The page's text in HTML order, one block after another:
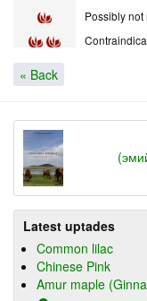
Possibly
« Back
Latest uptades
Common lilac
Chinese Pink
Amur maple